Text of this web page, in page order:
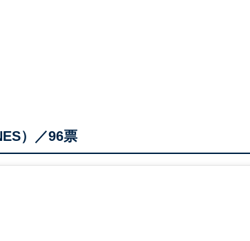
）／96票